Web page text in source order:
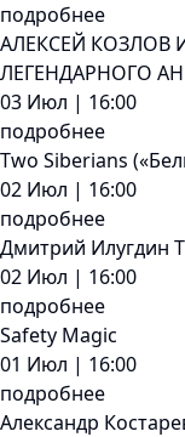
подробнее
АЛЕКСЕЙ КОЗЛОВ
ЛЕГЕНДАРНОГО
03 Июл | 16:00
подробнее
Two Siberians
02 Июл | 16:00
подробнее
Дмитрий Илугдин
02 Июл | 16:00
подробнее
Safety Magic
01 Июл | 16:00
подробнее
Александр